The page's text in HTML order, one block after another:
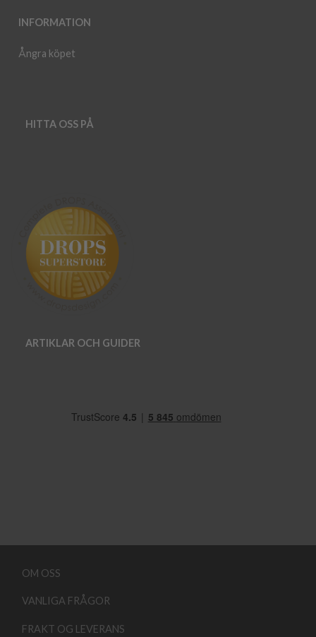
INFORMATION
Ångra köpet
HITTA OSS PÅ
ARTIKLAR OCH GUIDER
OM OSS
VANLIGA FRÅGOR
FRAKT OG LEVERANS